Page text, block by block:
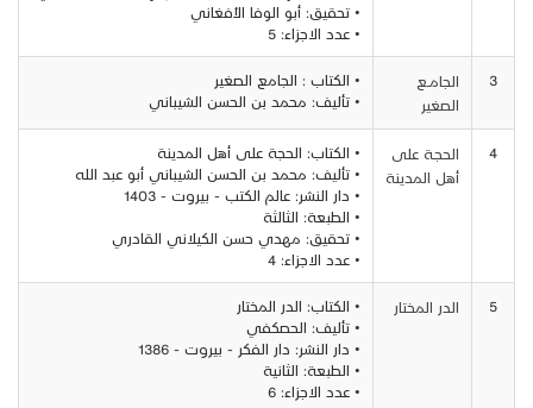
• تحقيق: أبو الوفا الأفغاني
• عدد الاجزاء: 5
3
الجامــع
الصغير
• الكتاب : الجامع الصغير
• تأليف: محمد بن الحسن الشيباني
4
الحجـة على
أهل المدينة
• الكتاب: الحجة على أهل المدينة
• تأليف: محمد بن الحسن الشيباني أبو عبد الله
• دار النشر: عالم الكتب - بيروت - 1403
• الطبعة: الثالثة
• تحقيق: مهدي حسن الكيلاني القادري
• عدد الاجزاء: 4
5 الدر المختار
• الكتاب: الدر المختار
• تأليف: الحصكفي
• دار النشر: دار الفكر - بيروت - 1386
• الطبعة: الثانية
• عدد الاجزاء: 6